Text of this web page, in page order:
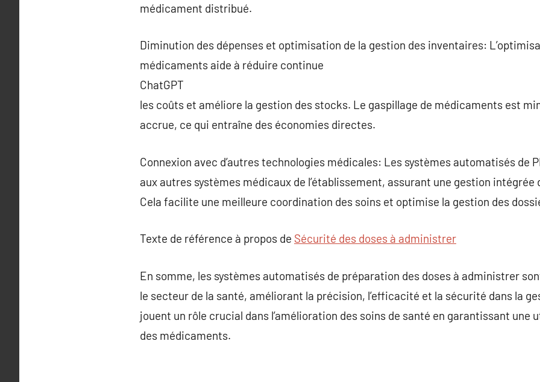
médicament distribué.
Diminution des dépenses et optimisation de la gestion des inventaires:
médicaments aide à réduire continue
ChatGPT
les coûts et améliore la gestion des stocks. Le gaspillage de médicaments est
accrue, ce qui entraîne des économies directes.
Connexion avec d’autres technologies médicales: Les systèmes automatisés de
aux autres systèmes médicaux de l’établissement, assurant une gestion
Cela facilite une meilleure coordination des soins et optimise la gestion des
Texte de référence à propos de Sécurité des doses à administrer
En somme, les systèmes automatisés de préparation des doses à administrer
le secteur de la santé, améliorant la précision, l’efficacité et la sécurité dans la
jouent un rôle crucial dans l’amélioration des soins de santé en garantissant une
des médicaments.